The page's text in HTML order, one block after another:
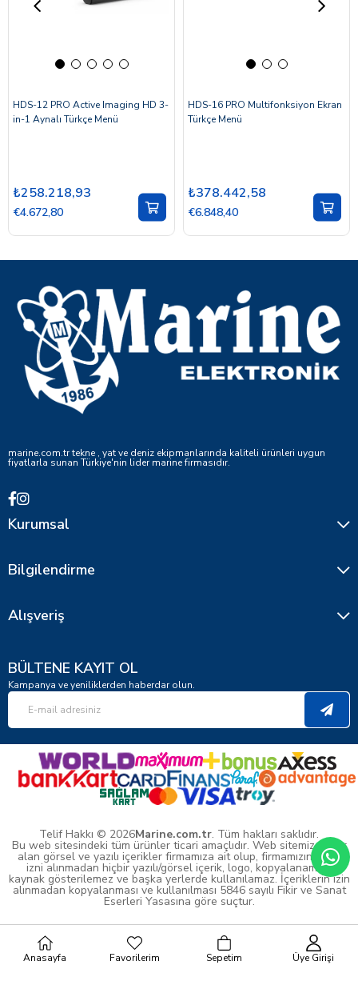
HDS-12 PRO Active Imaging HD 3-
in-1 Aynalı Türkçe Menü
₺258.218,93
€4.672,80
HDS-16 PRO Multifonksiyon Ekran
Türkçe Menü
₺378.442,58
€6.848,40
marine.com.tr tekne , yat ve deniz ekipmanlarında kaliteli ürünleri uygun
fiyatlarla sunan Türkiye'nin lider marine firmasıdır.
Kurumsal
Bilgilendirme
Alışveriş
BÜLTENE KAYIT OL
Kampanya ve yeniliklerden haberdar olun.
Telif Hakkı © 2026Marine.com.tr. Tüm hakları saklıdır.
Bu web sitesindeki tüm ürünler ticari amaçlıdır. Web sitemizde yer
alan görsel ve yazılı içerikler firmamıza ait olup, firmamızın yazılı
izni alınmadan hiçbir yazılı/görsel içerik, logo, kopyalanamaz,
kaynak gösterilemez ve başka yerlerde kullanılamaz. İçeriklerin izin
alınmadan kopyalanması ve kullanılması 5846 sayılı Fikir ve Sanat
Eserleri Yasasına göre suçtur.
Anasayfa Favorilerim Sepetim Üye Girişi